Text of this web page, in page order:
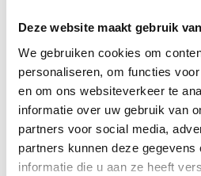
Deze website maakt gebruik
We gebruiken cookies om
personaliseren, om functies
en om ons websiteverkeer te
informatie over uw gebruik van
partners voor social media,
partners kunnen deze
informatie die u aan ze heeft